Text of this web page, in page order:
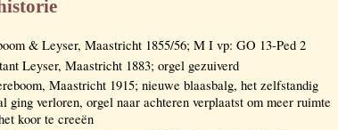
& Leyser, Maastricht 1855/56; M I vp: GO 13-Ped 2
Leyser, Maastricht 1883; orgel gezuiverd
Maastricht 1915; nieuwe blaasbalg, het zelfstandig
ging verloren, orgel naar achteren verplaatst om meer ruimte
koor te creeën